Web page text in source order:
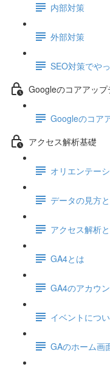
内部対策
外部対策
SEO対策でや
Googleのコアアップ
Googleのコア
アクセス解析基礎
オリエンテー
データの見方
アクセス解析
GA4とは
GA4のアカウ
イベントにつ
GAのホーム画